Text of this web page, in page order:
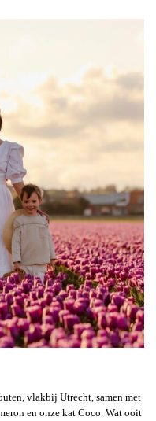
vlakbij Utrecht, samen met
en onze kat Coco. Wat ooit